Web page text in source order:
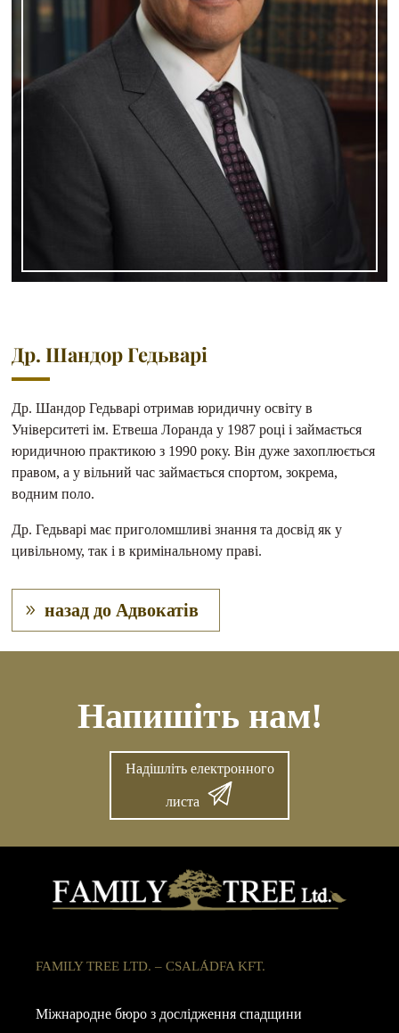
Др. Шандор Гедьварі
Др. Шандор Гедьварі отримав юридичну освіту в
Університеті ім. Етвеша Лоранда у 1987 році і займається
юридичною практикою з 1990 року. Він дуже захоплюється
правом, а у вільний час займається спортом, зокрема,
водним поло.
Др. Гедьварі має приголомшливі знання та досвід як у
цивільному, так і в кримінальному праві.
назад до Адвокатів
Напишіть нам!
Надішліть електронного
листа
FAMILY TREE LTD. – CSALÁDFA KFT.
Міжнародне бюро з дослідження спадщини